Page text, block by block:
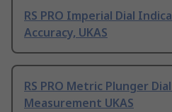
RS PRO Imperial Dial
Accuracy, UKAS
RS PRO Metric Plunger
Measurement UKAS